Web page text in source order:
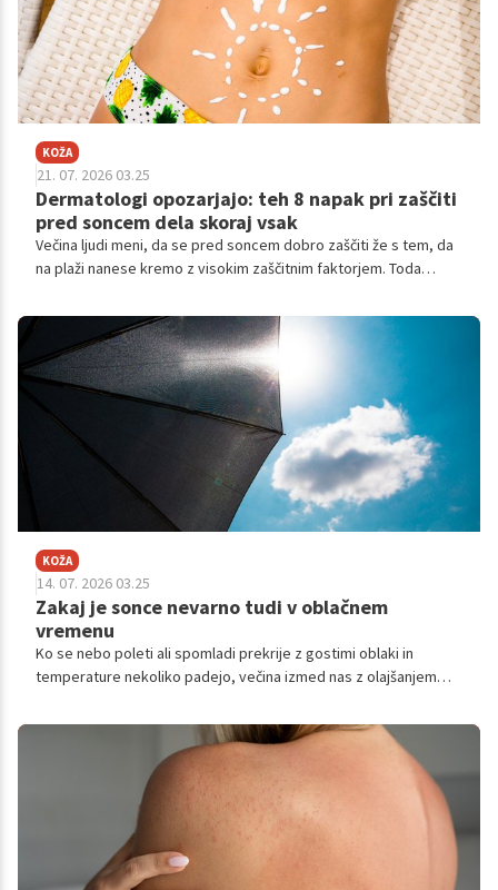
KOŽA
21. 07. 2026 03.25
Dermatologi opozarjajo: teh 8 napak pri zaščiti
pred soncem dela skoraj vsak
Večina ljudi meni, da se pred soncem dobro zaščiti že s tem, da
na plaži nanese kremo z visokim zaščitnim faktorjem. Toda
soncem delamo številne napake, zaradi katerih je koža še
vedno izpostavljena škodljivim ultravijoličnim (UV) žarkom.
KOŽA
14. 07. 2026 03.25
Zakaj je sonce nevarno tudi v oblačnem
vremenu
Ko se nebo poleti ali spomladi prekrije z gostimi oblaki in
temperature nekoliko padejo, večina izmed nas z olajšanjem